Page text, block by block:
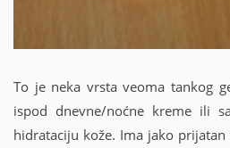
To je neka vrsta veoma tankog
ispod dnevne/noćne kreme ili
hidrataciju kože. Ima jako